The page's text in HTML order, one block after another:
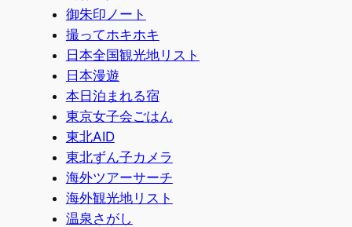
御朱印ノート
撮ってホキホキ
日本全国観光地リスト
日本漫遊
本日泊まれる宿
東京女子会ごはん
東北AID
東北ずん子カメラ
海外ツアーサーチ
海外観光地リスト
温泉さがし